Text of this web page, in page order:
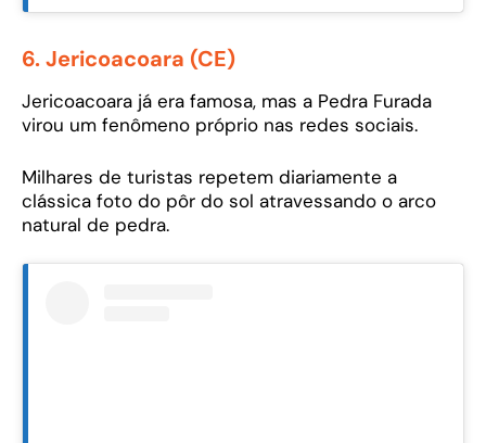
6. Jericoacoara (CE)
Jericoacoara já era famosa, mas a Pedra Furada
virou um fenômeno próprio nas redes sociais.
Milhares de turistas repetem diariamente a
clássica foto do pôr do sol atravessando o arco
natural de pedra.